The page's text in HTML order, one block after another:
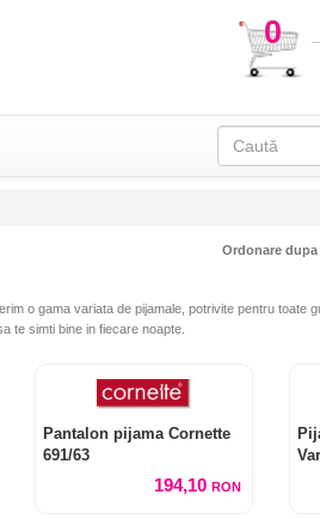
0
Ordonare dupa
o gama variata de pijamale, potrivite pentru toate
te simti bine in fiecare noapte.
Pantalon pijama Cornette
691/63
194,10RON